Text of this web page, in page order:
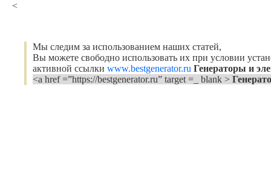
<
Мы следим за использованием наших статей,
Вы можете свободно использовать их при условии
активной ссылки www.bestgenerator.ru Генераторы и
<a href =”https://bestgenerator.ru” target =_ blank >